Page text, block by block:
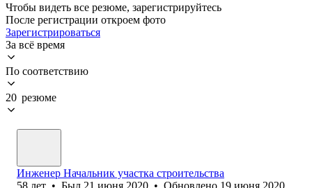
Чтобы видеть все резюме, зарегистрируйтесь
После регистрации откроем фото
Зарегистрироваться
За всё время
По соответствию
20 резюме
Инженер Начальник участка строительства
58 лет • Был 21 июня 2020 • Обновлено 19 июня 2020